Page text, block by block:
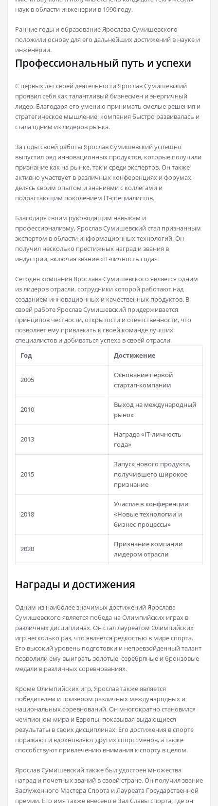
наук в области инженерии в 1990 году.
Ранние годы и образование Ярослава Сумишевского
положили основу для его дальнейших достижений в науке и
инженерии.
Профессиональный путь и успехи
С первых лет своей деятельности Ярослав Сумишевский
проявил себя как талантливый бизнесмен и энергичный
лидер. Благодаря его умению принимать смелые решения и
стратегическое мышление, компания быстро развивалась и
стала одним из лидеров рынка.
За годы своей работы Ярослав Сумишевский успешно
выпустил ряд инновационных продуктов, которые получили
признание как на рынке, так и среди экспертов. Он также
активно участвует в различных конференциях и форумах,
делясь своим опытом и знаниями с коллегами и
подрастающим поколением IT-специалистов.
Благодаря своим руководящим навыкам и
профессионализму, Ярослав Сумишевский стал признанным
экспертом в области информационных технологий. Он
получил несколько престижных наград и звания в
индустрии, включая звание «IT-личность года».
Сегодня компания Ярослава Сумишевского является одним
из лидеров отрасли, сотрудники которой работают над
созданием инновационных и качественных продуктов. В
своей работе Ярослав Сумишевский придерживается
принципов честности, открытости и ответственности, что
позволяет ему привлекать к своей команде лучших
специалистов и добиваться успеха в своей отрасли.
Год
Достижение
2005
Основание первой
стартап-компании
2010
Выход на международный
рынок
2013
Награда «IT-личность
года»
2015
Запуск нового продукта,
получившего широкое
признание
2018
Участие в конференции
«Новые технологии и
бизнес-процессы»
2020
Признание компании
лидером отрасли
Награды и достижения
Одним из наиболее значимых достижений Ярослава
Сумишевского является победа на Олимпийских играх в
различных дисциплинах. Он стал лауреатом Олимпийских
игр несколько раз, что является редкостью в мире спорта.
Его высокий уровень подготовки и непревзойденный талант
позволили ему выиграть золотые, серебряные и бронзовые
медали в различных соревнованиях.
Кроме Олимпийских игр, Ярослав также является
победителем и призером различных международных и
национальных соревнований. Он многократно становился
чемпионом мира и Европы, показывая выдающиеся
результаты в своих дисциплинах. Его достижения в спорте
поражают и вдохновляют других спортсменов, а также
способствуют привлечению внимания к спорту в целом.
Ярослав Сумишевский также был удостоен множества
наград и почетных званий в своей стране. Он получил звание
Заслуженного Мастера Спорта и Лауреата Государственной
премии. Его имя также внесено в Зал Славы спорта, где он